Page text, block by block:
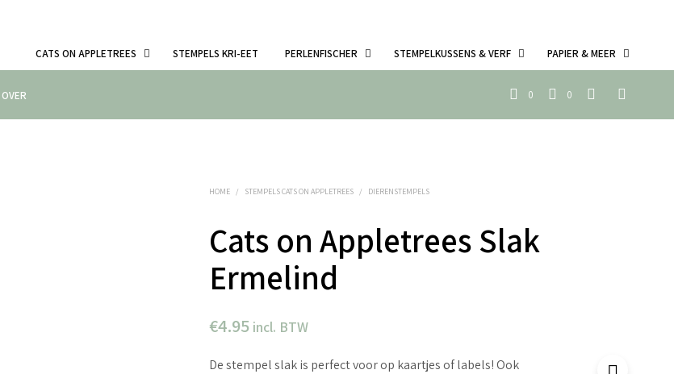
CATS ON APPLETREES STEMPELS KRI-EET PERLENFISCHER STEMPELKUSSENS & VERF PAPIER & MEER
OVER 0 0
HOME / STEMPELS CATS ON APPLETREES / DIERENSTEMPELS
Cats on Appletrees Slak
Ermelind
€4.95 incl. BTW
De stempel slak is perfect voor op kaartjes of labels! Ook